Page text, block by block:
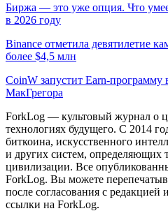
Биржа — это уже опция. Что
в 2026 году
Binance отметила девятилетие
более $4,5 млн
CoinW запустит Earn-программу
МакГрегора
ForkLog — культовый журнал о
технологиях будущего. С 2014
биткоина, искусственного
и других систем, определяющих
цивилизации. Все
ForkLog. Вы можете
после согласования с редакцией
ссылки на ForkLog.